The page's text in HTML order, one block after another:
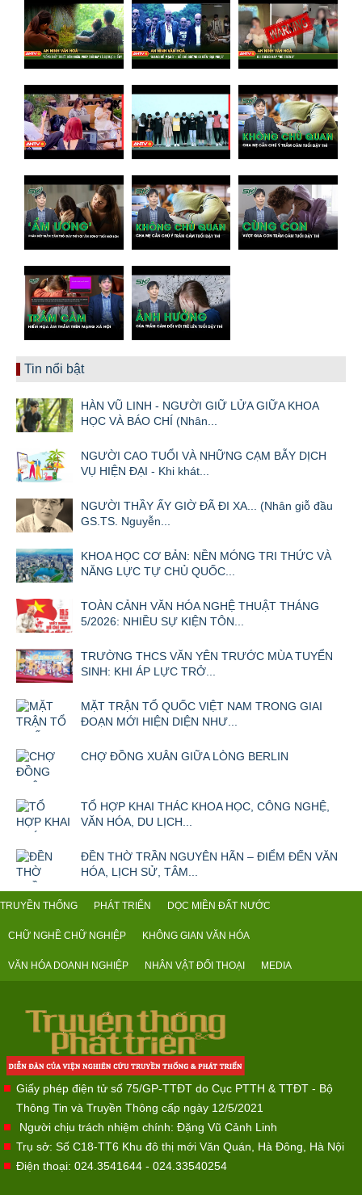
Tin nổi bật
HÀN VŨ LINH - NGƯỜI GIỮ LỬA GIỮA KHOA
HỌC VÀ BÁO CHÍ (Nhân...
NGƯỜI CAO TUỔI VÀ NHỮNG CẠM BẪY DỊCH
VỤ HIỆN ĐẠI - Khi khát...
NGƯỜI THẦY ẤY GIỜ ĐÃ ĐI XA... (Nhân giỗ đầu
GS.TS. Nguyễn...
KHOA HỌC CƠ BẢN: NỀN MÓNG TRI THỨC VÀ
NĂNG LỰC TỰ CHỦ QUỐC...
TOÀN CẢNH VĂN HÓA NGHỆ THUẬT THÁNG
5/2026: NHIỀU SỰ KIỆN TÔN...
TRƯỜNG THCS VĂN YÊN TRƯỚC MÙA TUYỂN
SINH: KHI ÁP LỰC TRỞ...
MẶT TRẬN TỔ QUỐC VIỆT NAM TRONG GIAI
ĐOẠN MỚI HIỆN DIỆN NHƯ...
CHỢ ĐỒNG XUÂN GIỮA LÒNG BERLIN
TỔ HỢP KHAI THÁC KHOA HỌC, CÔNG NGHỆ,
VĂN HÓA, DU LỊCH...
ĐỀN THỜ TRẦN NGUYÊN HÃN – ĐIỂM ĐẾN VĂN
HÓA, LỊCH SỬ, TÂM...
TRUYỀN THỐNG PHÁT TRIỂN DỌC MIỀN ĐẤT NƯỚC
CHỮ NGHỀ CHỮ NGHIỆP KHÔNG GIAN VĂN HÓA
VĂN HÓA DOANH NGHIỆP NHÂN VẬT ĐỐI THOẠI MEDIA
Giấy phép điện tử số 75/GP-TTĐT do Cục PTTH & TTĐT - Bộ
Thông Tin và Truyền Thông cấp ngày 12/5/2021
Người chịu trách nhiệm chính: Đặng Vũ Cảnh Linh
Trụ sở: Số C18-TT6 Khu đô thị mới Văn Quán, Hà Đông, Hà Nội
Điện thoại: 024.3541644 - 024.33540254